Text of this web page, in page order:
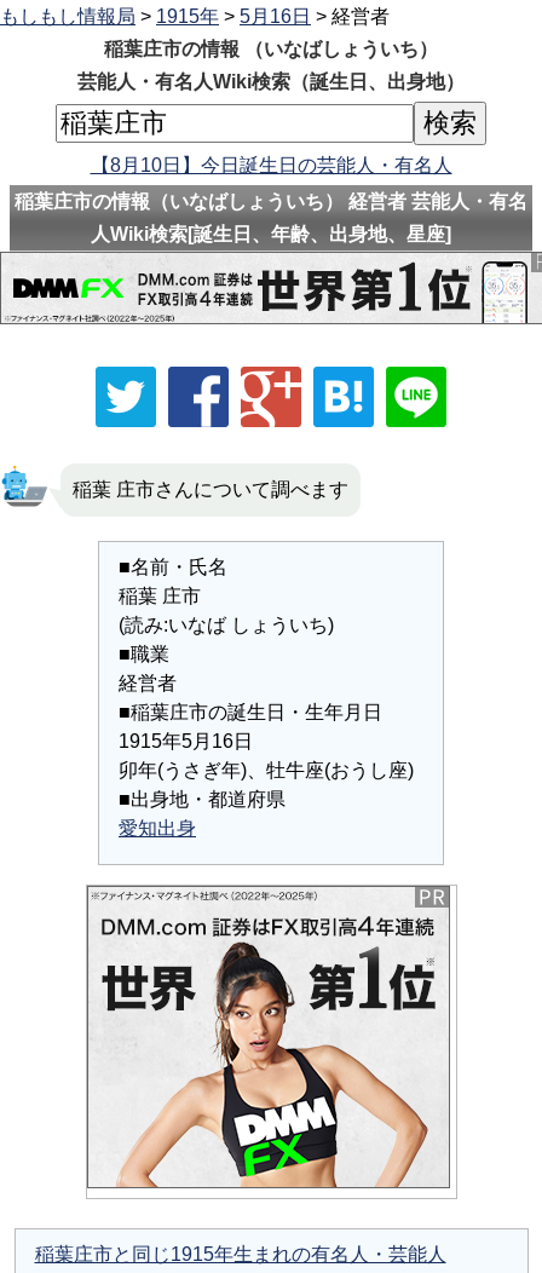
もしもし情報局 > 1915年 > 5月16日 > 経営者
稲葉庄市の情報 （いなばしょういち）
芸能人・有名人Wiki検索（誕生日、出身地）
【8月10日】今日誕生日の芸能人・有名人
稲葉庄市の情報（いなばしょういち） 経営者 芸能人・有名
人Wiki検索[誕生日、年齢、出身地、星座]
稲葉 庄市さんについて調べます
■名前・氏名
稲葉 庄市
(読み:いなば しょういち)
■職業
経営者
■稲葉庄市の誕生日・生年月日
1915年5月16日
卯年(うさぎ年)、牡牛座(おうし座)
■出身地・都道府県
愛知出身
稲葉庄市と同じ1915年生まれの有名人・芸能人